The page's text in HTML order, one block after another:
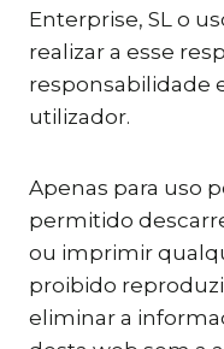
Enterprise, SL o
realizar a esse
responsabilidade
utilizador.
Apenas para uso
permitido
ou imprimir
proibido
eliminar a